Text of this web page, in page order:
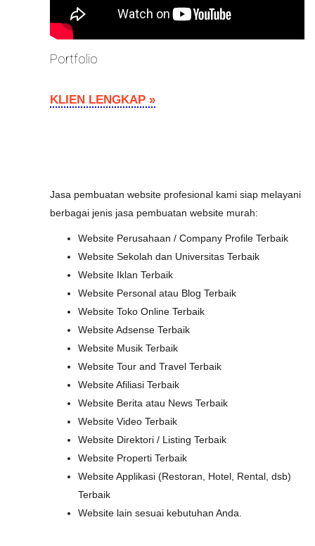
Portfolio
KLIEN LENGKAP »
Jasa pembuatan website profesional kami siap melayani
berbagai jenis jasa pembuatan website murah:
Website Perusahaan / Company Profile Terbaik
Website Sekolah dan Universitas Terbaik
Website Iklan Terbaik
Website Personal atau Blog Terbaik
Website Toko Online Terbaik
Website Adsense Terbaik
Website Musik Terbaik
Website Tour and Travel Terbaik
Website Afiliasi Terbaik
Website Berita atau News Terbaik
Website Video Terbaik
Website Direktori / Listing Terbaik
Website Properti Terbaik
Website Applikasi (Restoran, Hotel, Rental, dsb)
Terbaik
Website lain sesuai kebutuhan Anda.